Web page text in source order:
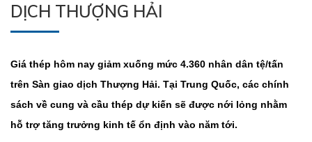
DỊCH THƯỢNG HẢI
Giá thép hôm nay giảm xuống mức 4.360 nhân dân tệ/tấn
trên Sàn giao dịch Thượng Hải. Tại Trung Quốc, các chính
sách về cung và cầu thép dự kiến sẽ được nới lỏng nhằm
hỗ trợ tăng trưởng kinh tế ổn định vào năm tới.